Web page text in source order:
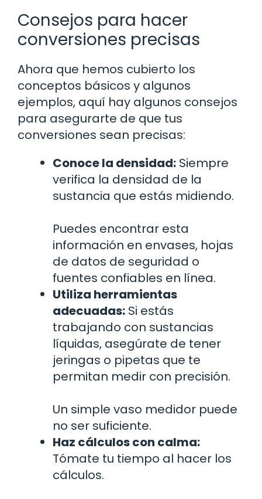
Consejos para hacer
conversiones precisas
Ahora que hemos cubierto los
conceptos básicos y algunos
ejemplos, aquí hay algunos consejos
para asegurarte de que tus
conversiones sean precisas:
Conoce la densidad: Siempre
verifica la densidad de la
sustancia que estás midiendo.
Puedes encontrar esta
información en envases, hojas
de datos de seguridad o
fuentes confiables en línea.
Utiliza herramientas
adecuadas: Si estás
trabajando con sustancias
líquidas, asegúrate de tener
jeringas o pipetas que te
permitan medir con precisión.
Un simple vaso medidor puede
no ser suficiente.
Haz cálculos con calma:
Tómate tu tiempo al hacer los
cálculos.